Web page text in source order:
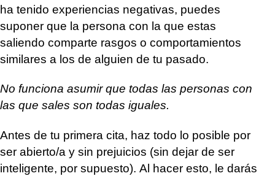
ha tenido experiencias negativas, puedes
suponer que la persona con la que estas
saliendo comparte rasgos o comportamientos
similares a los de alguien de tu pasado.
No funciona asumir que todas las personas con
las que sales son todas iguales.
Antes de tu primera cita, haz todo lo posible por
ser abierto/a y sin prejuicios (sin dejar de ser
inteligente, por supuesto). Al hacer esto, le darás